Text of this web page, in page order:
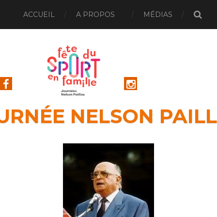
ACCUEIL A PROPOS MÉDIAS
NELSON